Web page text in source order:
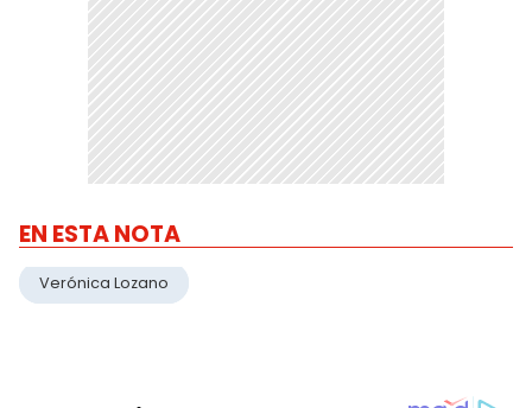
EN ESTA NOTA
Verónica Lozano